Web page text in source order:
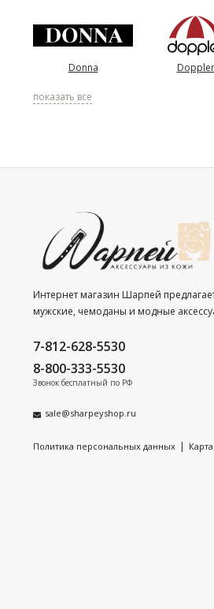
Donna Doppler
показать все
Интернет магазин Шарпей
мужские, чемоданы и модные
7-812-628-5530
8-800-333-5530
Звонок бесплатный по РФ
sale@sharpeyshop.ru
Политика персональных данных |